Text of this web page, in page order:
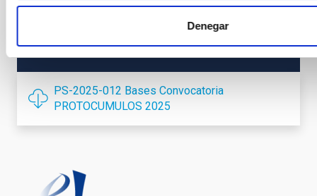
Denegar
NIVEL ESPAÑOL DOCTOR (MECES 4)
PS-2025-012 Bases Convocatoria
PROTOCUMULOS 2025